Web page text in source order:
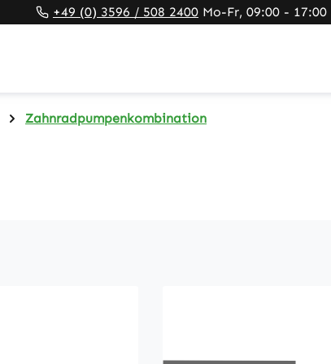
+49 (0) 3596 / 508 2400 Mo-Fr, 09:00 - 17:00
Zahnradpumpenkombination